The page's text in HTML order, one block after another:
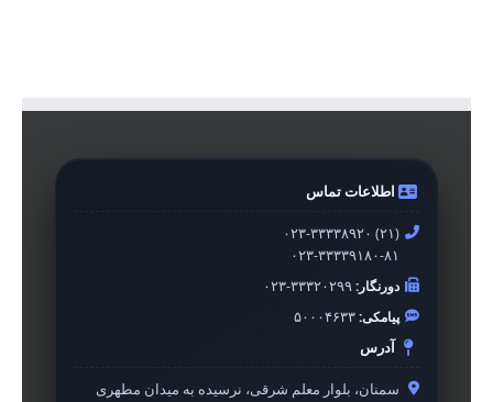
اطلاعات تماس
۰۲۳-۳۳۳۳۸۹۲۰ (۲۱)
۰۲۳-۳۳۳۳۹۱۸۰-۸۱
دورنگار:۰۲۳-۳۳۳۲۰۲۹۹
پیامکی:۵۰۰۰۴۶۳۳
آدرس
سمنان، بلوار معلم شرقی، نرسیده به میدان مطهری